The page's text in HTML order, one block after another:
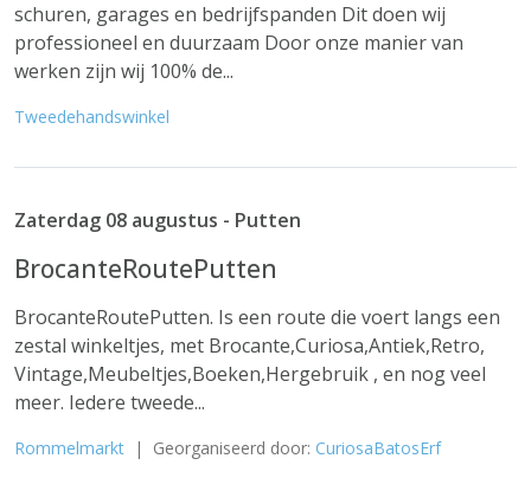
schuren, garages en bedrijfspanden Dit doen wij
professioneel en duurzaam Door onze manier van
werken zijn wij 100% de...
Tweedehandswinkel
Zaterdag 08 augustus - Putten
BrocanteRoutePutten
BrocanteRoutePutten. Is een route die voert langs een
zestal winkeltjes, met Brocante,Curiosa,Antiek,Retro,
Vintage,Meubeltjes,Boeken,Hergebruik , en nog veel
meer. Iedere tweede...
Rommelmarkt | Georganiseerd door: CuriosaBatosErf